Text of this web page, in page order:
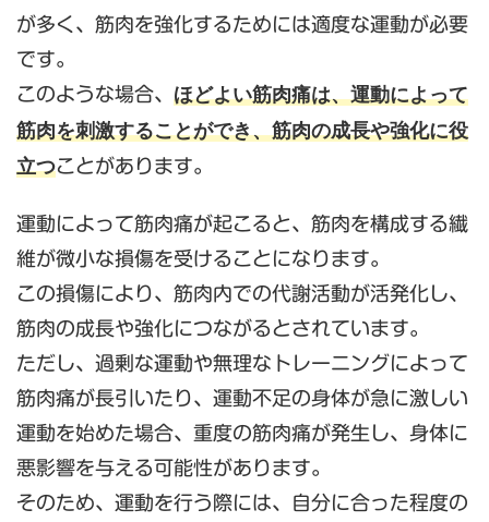
が多く、筋肉を強化するためには適度な運動が必要
です。
このような場合、 ほどよい筋肉痛は、運動によって
筋肉を刺激することができ、筋肉の成長や強化に役
立つことがあります。
運動によって筋肉痛が起こると、筋肉を構成する繊
維が微小な損傷を受けることになります。
この損傷により、筋肉内での代謝活動が活発化し、
筋肉の成長や強化につながるとされています。
ただし、過剰な運動や無理なトレーニングによって
筋肉痛が長引いたり、運動不足の身体が急に激しい
運動を始めた場合、重度の筋肉痛が発生し、身体に
悪影響を与える可能性があります。
そのため、運動を行う際には、自分に合った程度の